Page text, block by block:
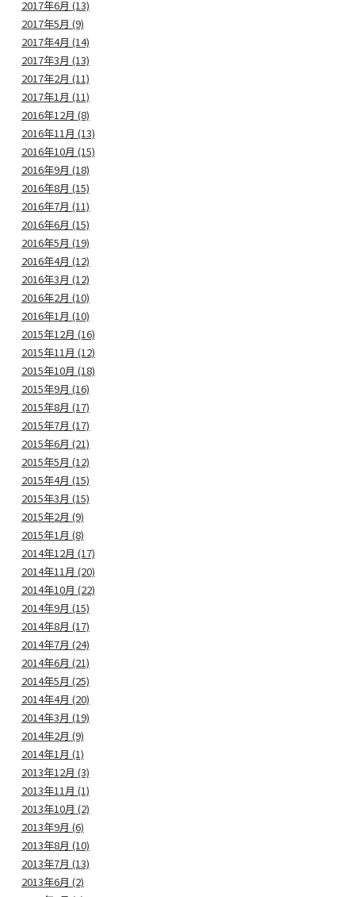
2017年6月 (13)
2017年5月 (9)
2017年4月 (14)
2017年3月 (13)
2017年2月 (11)
2017年1月 (11)
2016年12月 (8)
2016年11月 (13)
2016年10月 (15)
2016年9月 (18)
2016年8月 (15)
2016年7月 (11)
2016年6月 (15)
2016年5月 (19)
2016年4月 (12)
2016年3月 (12)
2016年2月 (10)
2016年1月 (10)
2015年12月 (16)
2015年11月 (12)
2015年10月 (18)
2015年9月 (16)
2015年8月 (17)
2015年7月 (17)
2015年6月 (21)
2015年5月 (12)
2015年4月 (15)
2015年3月 (15)
2015年2月 (9)
2015年1月 (8)
2014年12月 (17)
2014年11月 (20)
2014年10月 (22)
2014年9月 (15)
2014年8月 (17)
2014年7月 (24)
2014年6月 (21)
2014年5月 (25)
2014年4月 (20)
2014年3月 (19)
2014年2月 (9)
2014年1月 (1)
2013年12月 (3)
2013年11月 (1)
2013年10月 (2)
2013年9月 (6)
2013年8月 (10)
2013年7月 (13)
2013年6月 (2)